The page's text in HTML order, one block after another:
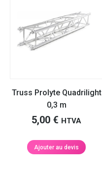
Truss Prolyte Quadrilight
0,3 m
5,00 € HTVA
Ajouter au devis